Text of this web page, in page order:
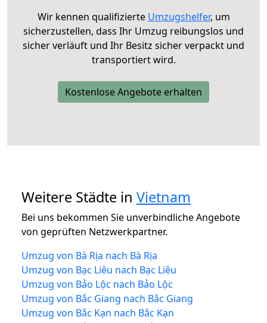
Wir kennen qualifizierte Umzugshelfer, um
sicherzustellen, dass Ihr Umzug reibungslos und
sicher verläuft und Ihr Besitz sicher verpackt und
transportiert wird.
Kostenlose Angebote erhalten
Weitere Städte in Vietnam
Bei uns bekommen Sie unverbindliche Angebote
von geprüften Netzwerkpartner.
Umzug von Bà Rịa nach Bà Rịa
Umzug von Bạc Liêu nach Bạc Liêu
Umzug von Bảo Lộc nach Bảo Lộc
Umzug von Bắc Giang nach Bắc Giang
Umzug von Bắc Kạn nach Bắc Kạn